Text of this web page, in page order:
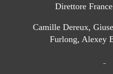
Direttore
Camille Dereux,
Furlong, Alexey